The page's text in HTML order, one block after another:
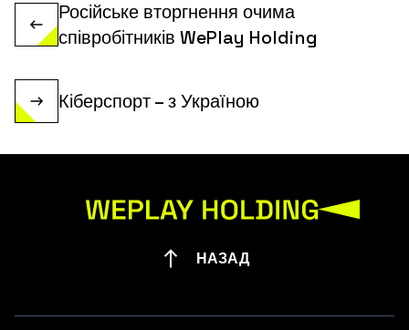
Російське вторгнення очима
співробітників WePlay Holding
Кіберспорт – з Україною
НАЗАД